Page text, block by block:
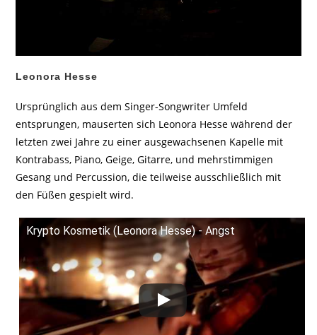
Leonora Hesse
Ursprünglich aus dem Singer-Songwriter Umfeld
entsprungen, mauserten sich Leonora Hesse während der
letzten zwei Jahre zu einer ausgewachsenen Kapelle mit
Kontrabass, Piano, Geige, Gitarre, und mehrstimmigen
Gesang und Percussion, die teilweise ausschließlich mit
den Füßen gespielt wird.
Krypto Kosmetik (Leonora Hesse) - Angst